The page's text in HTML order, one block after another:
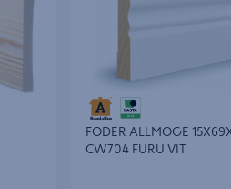
FODER ALLMOGE
CW704 FURU VIT